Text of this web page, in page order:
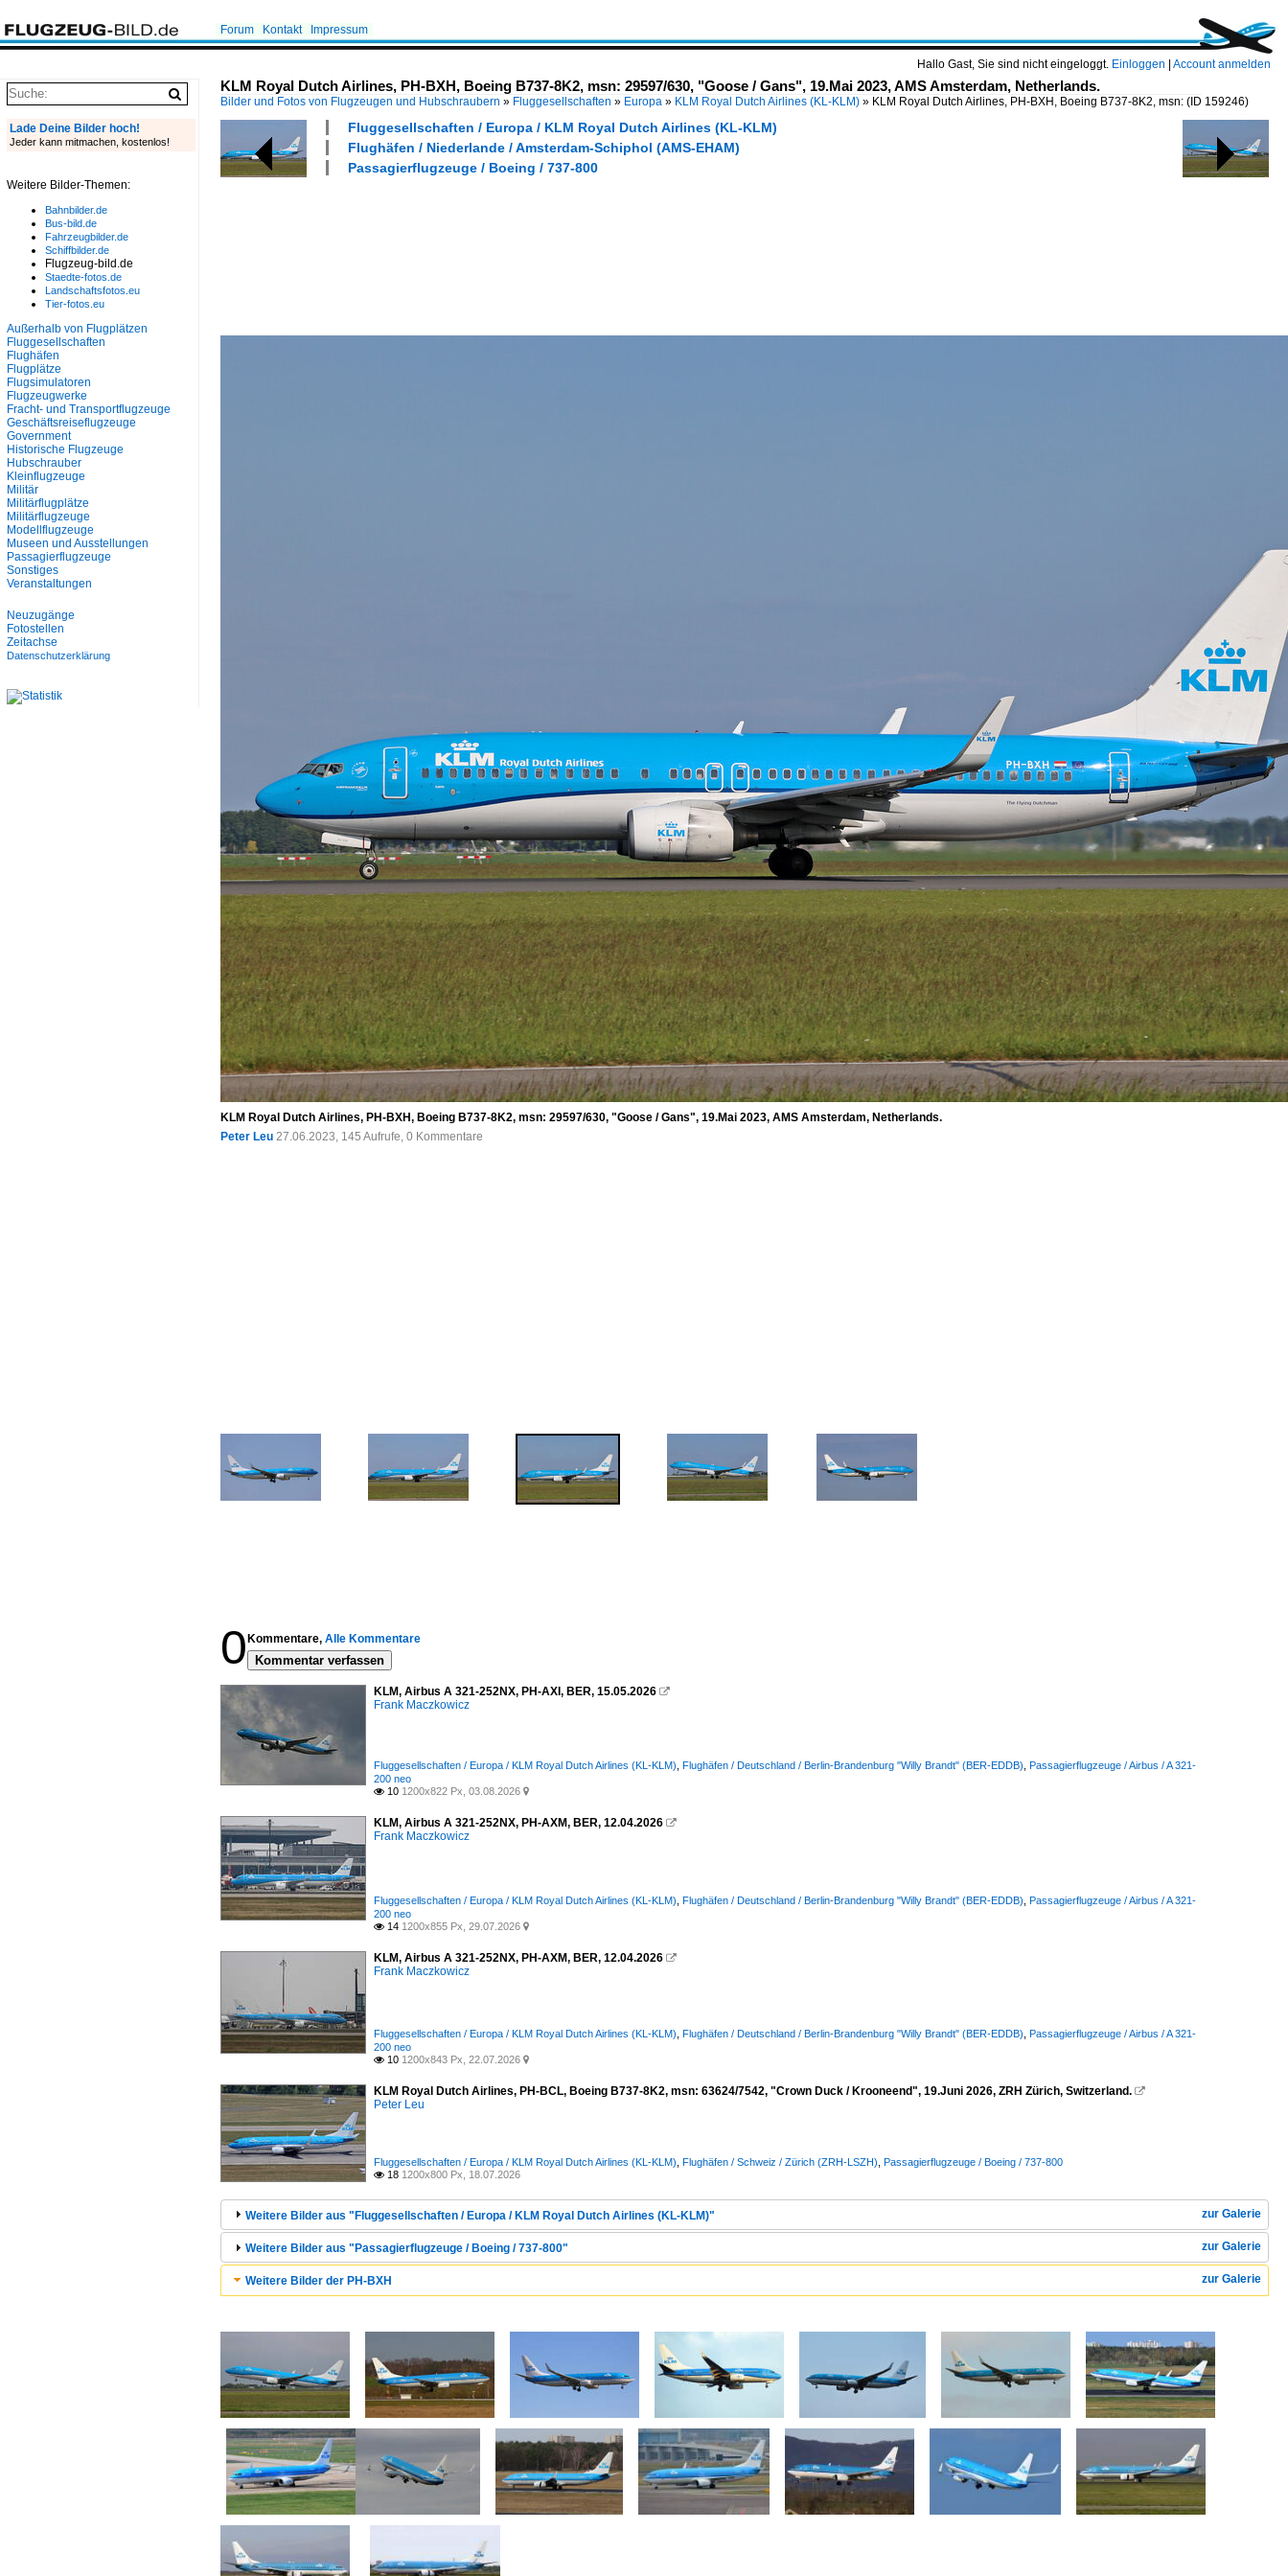
Hallo Gast, Sie sind nicht eingeloggt. Einloggen Account anmelden
Forum Kontakt Impressum
KLM Royal Dutch Airlines, PH-BXH, Boeing B737-8K2, msn: 29597/630, "Goose / Gans", 19.Mai 2023, AMS Amsterdam, Netherlands.
Bilder und Fotos von Flugzeugen und Hubschraubern » Fluggesellschaften » Europa » KLM Royal Dutch Airlines (KL-KLM) » KLM Royal Dutch Airlines, PH-BXH, Boeing B737-8K2, msn: (ID 159246)
Fluggesellschaften / Europa / KLM Royal Dutch Airlines (KL-KLM)
Flughäfen / Niederlande / Amsterdam-Schiphol (AMS-EHAM)
Passagierflugzeuge / Boeing / 737-800
KLM Royal Dutch Airlines, PH-BXH, Boeing B737-8K2, msn: 29597/630, "Goose / Gans", 19.Mai 2023, AMS Amsterdam, Netherlands.
Peter Leu 27.06.2023, 145 Aufrufe, 0 Kommentare
0 Kommentare, Alle Kommentare
Kommentar verfassen
KLM, Airbus A 321-252NX, PH-AXI, BER, 15.05.2026 
Frank Maczkowicz
Fluggesellschaften / Europa / KLM Royal Dutch Airlines (KL-KLM) Flughäfen / Deutschland / Berlin-Brandenburg "Willy Brandt" (BER-EDDB) Passagierflugzeuge / Airbus / A 321-
200 neo
 10 1200x822 Px, 03.08.2026 
KLM, Airbus A 321-252NX, PH-AXM, BER, 12.04.2026 
Frank Maczkowicz
Fluggesellschaften / Europa / KLM Royal Dutch Airlines (KL-KLM) Flughäfen / Deutschland / Berlin-Brandenburg "Willy Brandt" (BER-EDDB) Passagierflugzeuge / Airbus / A 321-
200 neo
 14 1200x855 Px, 29.07.2026 
KLM, Airbus A 321-252NX, PH-AXM, BER, 12.04.2026 
Frank Maczkowicz
Fluggesellschaften / Europa / KLM Royal Dutch Airlines (KL-KLM) Flughäfen / Deutschland / Berlin-Brandenburg "Willy Brandt" (BER-EDDB) Passagierflugzeuge / Airbus / A 321-
200 neo
 10 1200x843 Px, 22.07.2026 
KLM Royal Dutch Airlines, PH-BCL, Boeing B737-8K2, msn: 63624/7542, "Crown Duck / Krooneend", 19.Juni 2026, ZRH Zürich, Switzerland. 
Peter Leu
Fluggesellschaften / Europa / KLM Royal Dutch Airlines (KL-KLM) Flughäfen / Schweiz / Zürich (ZRH-LSZH) Passagierflugzeuge / Boeing / 737-800
 18 1200x800 Px, 18.07.2026
zur Galerie
Weitere Bilder aus "Fluggesellschaften / Europa / KLM Royal Dutch Airlines (KL-KLM)"
zur Galerie
Weitere Bilder aus "Passagierflugzeuge / Boeing / 737-800"
zur Galerie
Weitere Bilder der PH-BXH
Lade Deine Bilder hoch!
Jeder kann mitmachen, kostenlos!
Weitere Bilder-Themen:
Bahnbilder.de
Bus-bild.de
Fahrzeugbilder.de
Schiffbilder.de
Flugzeug-bild.de
Staedte-fotos.de
Landschaftsfotos.eu
Tier-fotos.eu
Außerhalb von Flugplätzen
Fluggesellschaften
Flughäfen
Flugplätze
Flugsimulatoren
Flugzeugwerke
Fracht- und Transportflugzeuge
Geschäftsreiseflugzeuge
Government
Historische Flugzeuge
Hubschrauber
Kleinflugzeuge
Militär
Militärflugplätze
Militärflugzeuge
Modellflugzeuge
Museen und Ausstellungen
Passagierflugzeuge
Sonstiges
Veranstaltungen
Neuzugänge
Fotostellen
Zeitachse
Datenschutzerklärung